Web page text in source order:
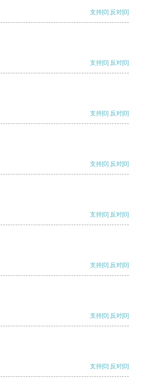
支持[0] 反对[0]
支持[0] 反对[0]
支持[0] 反对[0]
支持[0] 反对[0]
支持[0] 反对[0]
支持[0] 反对[0]
支持[0] 反对[0]
支持[0] 反对[0]